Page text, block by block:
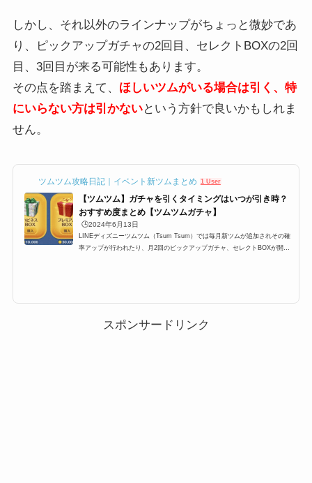
しかし、それ以外のラインナップがちょっと微妙であ
り、ピックアップガチャの2回目、セレクトBOXの2回
目、3回目が来る可能性もあります。
その点を踏まえて、 ほしいツムがいる場合は引く、特
にいらない方は引かないという方針で良いかもしれま
せん。
ツムツム攻略日記｜イベント新ツムまとめ 1 User
【ツムツム】ガチャを引くタイミングはいつが引き時？
おすすめ度まとめ【ツムツムガチャ】
🕒️2024年6月13日
LINEディズニーツムツム（Tsum Tsum）では毎月新ツムが追加されその確
率アップが行われたり、月2回のピックアップガチャ、セレクトBOXが開催
ツム（Tsum Tsum）では毎月新ツムが...
スポンサードリンク